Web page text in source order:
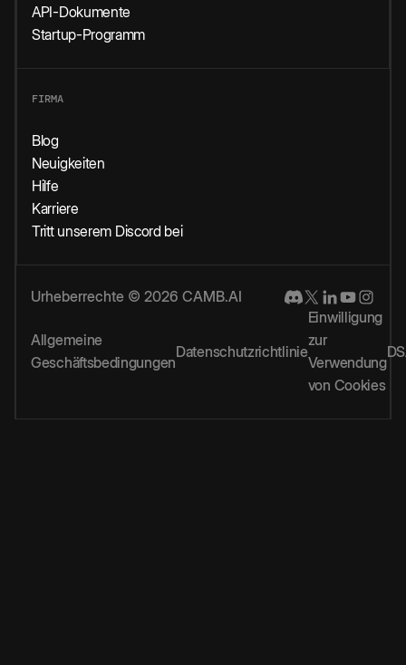
API-Dokumente
Startup-Programm
FIRMA
Blog
Neuigkeiten
Hilfe
Karriere
Tritt unserem Discord bei
Urheberrechte © 2026 CAMB.AI
Allgemeine
Geschäftsbedingungen
Datenschutzrichtlinie
Einwilligung
zur
Verwendung
von Cookies